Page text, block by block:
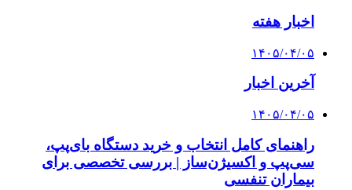
اخبار هفته
۱۴۰۵/۰۴/۰۵
آخرین اخبار
۱۴۰۵/۰۴/۰۵
راهنمای کامل انتخاب و خرید دستگاه بای‌پپ،
سی‌پپ و اکسیژن‌ساز | بررسی تخصصی برای
بیماران تنفسی